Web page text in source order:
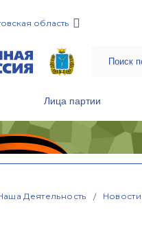
область
Лица партии
Деятельность Новости